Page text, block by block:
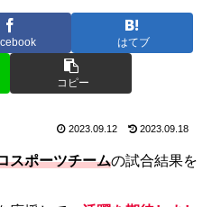
はてブ
コピー
2023.09.12 2023.09.18
スポーツチームの試合結果を